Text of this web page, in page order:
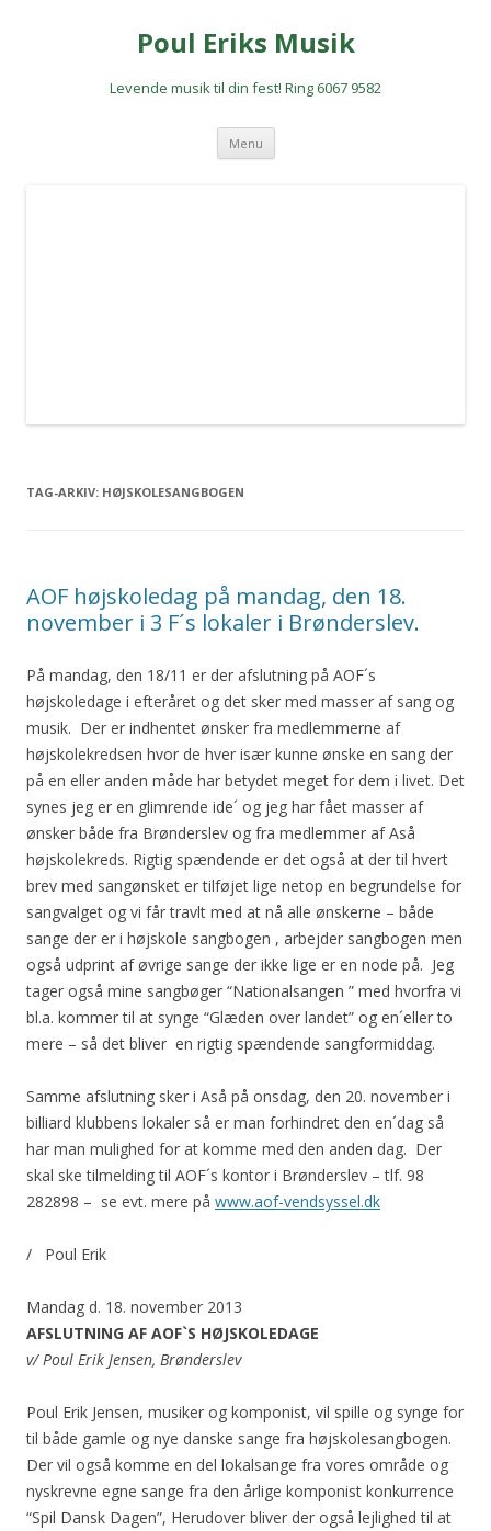
Poul Eriks Musik
Levende musik til din fest! Ring 6067 9582
Menu Hop
indhold
TAG-ARKIV: HØJSKOLESANGBOGEN
AOF højskoledag på mandag, den 18.
november i 3 F´s lokaler i Brønderslev.
På mandag, den 18/11 er der afslutning på AOF´s
højskoledage i efteråret og det sker med masser af sang og
musik. Der er indhentet ønsker fra medlemmerne af
højskolekredsen hvor de hver især kunne ønske en sang der
på en eller anden måde har betydet meget for dem i livet. Det
synes jeg er en glimrende ide´ og jeg har fået masser af
ønsker både fra Brønderslev og fra medlemmer af Aså
højskolekreds. Rigtig spændende er det også at der til hvert
brev med sangønsket er tilføjet lige netop en begrundelse for
sangvalget og vi får travlt med at nå alle ønskerne – både
sange der er i højskole sangbogen , arbejder sangbogen men
også udprint af øvrige sange der ikke lige er en node på. Jeg
tager også mine sangbøger “Nationalsangen ” med hvorfra vi
bl.a. kommer til at synge “Glæden over landet” og en´eller to
mere – så det bliver en rigtig spændende sangformiddag.
Samme afslutning sker i Aså på onsdag, den 20. november i
billiard klubbens lokaler så er man forhindret den en´dag så
har man mulighed for at komme med den anden dag. Der
skal ske tilmelding til AOF´s kontor i Brønderslev – tlf. 98
282898 – se evt. mere på www.aof-vendsyssel.dk
/ Poul Erik
Mandag d. 18. november 2013
AFSLUTNING AF AOF`S HØJSKOLEDAGE
v/ Poul Erik Jensen, Brønderslev
Poul Erik Jensen, musiker og komponist, vil spille og synge for
til både gamle og nye danske sange fra højskolesangbogen.
Der vil også komme en del lokalsange fra vores område og
nyskrevne egne sange fra den årlige komponist konkurrence
“Spil Dansk Dagen”, Herudover bliver der også lejlighed til at